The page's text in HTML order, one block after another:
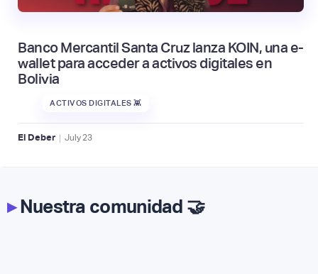
Banco Mercantil Santa Cruz lanza KOIN, una e-
wallet para acceder a activos digitales en
Bolivia
ACTIVOS DIGITALES 👾
El Deber | July 23
▸Nuestra comunidad 🤝